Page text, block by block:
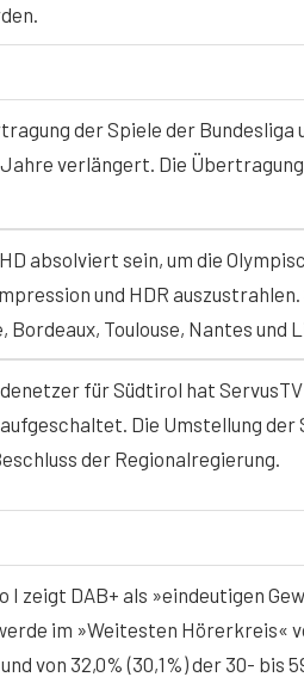
der Spiele der Bundesliga
Jahre verlängert. Die
absolviert sein, um die
und HDR
Toulouse, Nantes und
für Südtirol hat
Die Umstellung
der Regionalregierung.
I zeigt DAB+ als »eindeutigen
im »Weitesten Hörerkreis«
von 32,0% (30,1%) der 30- bis